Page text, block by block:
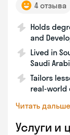
4 отзыва
Holds
and
Lived in
Saudi
Tailors
real-world
Читать дальше
Услуги и